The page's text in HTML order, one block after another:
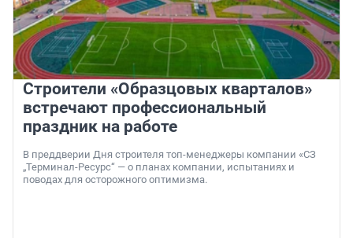
Строители «Образцовых кварталов»
встречают профессиональный
праздник на работе
В преддверии Дня строителя топ-менеджеры компании «СЗ
„Терминал-Ресурс“ — о планах компании, испытаниях и
поводах для осторожного оптимизма.